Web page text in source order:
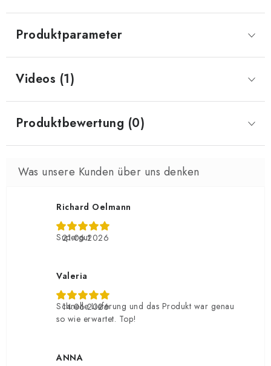
Produktparameter
Videos (1)
Produktbewertung (0)
Richard Oelmann
21.06.2026
Supergut
Valeria
14.06.2026
Schnelle Lieferung und das Produkt war genau
so wie erwartet. Top!
ANNA